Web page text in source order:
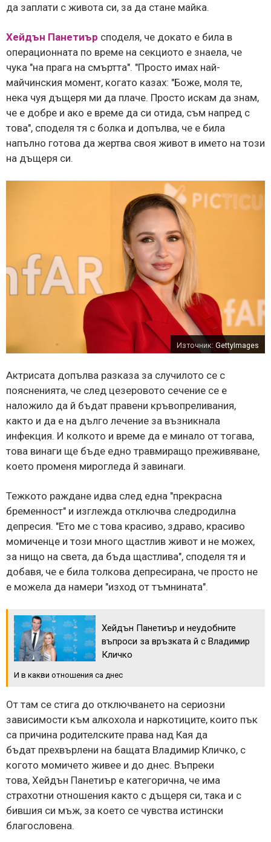
да заплати с живота си, за да стане майка.
Хейдън Панетиър споделя, че докато е била в
операционната по време на секциото е знаела, че
чука "на прага на смъртта". "Просто имах най-
майчинския момент, когато казах: "Боже, моля те,
нека чуя дъщеря ми да плаче. Просто искам да знам,
че е добре и ако е време да си отида, съм напред с
това", споделя тя с болка и допълва, че е била
напълно готова да жертва своя живот в името на този
на дъщеря си.
Източник: GettyImages
Актрисата допълва разказа зa случилото се с
поясненията, че след цезеровото сечение се е
наложило да й бъдат правени кръвопреливания,
както и да е на дълго лечение за възникнала
инфекция. И колкото и време да е минало от тогава,
това винаги ще бъде едно травмиращо преживяване,
което променя мирогледа й завинаги.
Тежкото раждане идва след една "прекрасна
бременност" и изглежда отключва следродилна
депресия. "Ето ме с това красиво, здраво, красиво
момиченце и този много щастлив живот и не можех,
за нищо на света, да бъда щастлива", споделя тя и
добавя, че е била толкова депресирана, че просто не
е можела да намери "изход от тъмнината".
Хейдън Панетиър и неудобните
въпроси за връзката й с Владимир
Кличко
И в какви отношения са днес
От там се стига до отключването на сериозни
зависимости към алкохола и наркотиците, които пък
са причина родителските права над Кая да
бъдат прехвърлени на бащата Владимир Кличко, с
когото момичето живее и до днес. Въпреки
това, Хейдън Панетиър е категорична, че има
страхотни отношения както с дъщеря си, така и с
бившия си мъж, за което се чувства истински
благословена.